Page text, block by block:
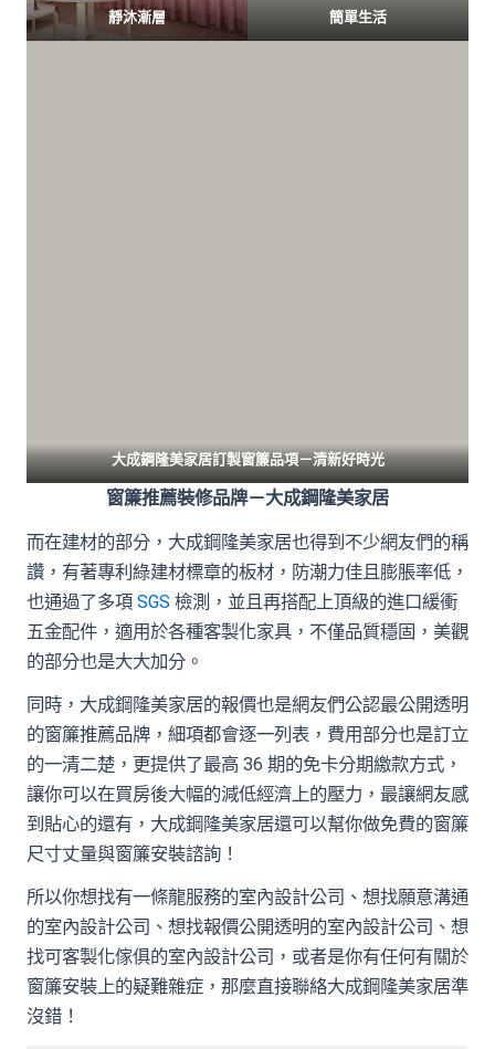
靜沐漸層
簡單生活
大成鋼隆美家居訂製窗簾品項－清新好時光
窗簾推薦裝修品牌－大成鋼隆美家居
而在建材的部分，大成鋼隆美家居也得到不少網友們的稱
讚，有著專利綠建材標章的板材，防潮力佳且膨脹率低，
也通過了多項 SGS 檢測，並且再搭配上頂級的進口緩衝
五金配件，適用於各種客製化家具，不僅品質穩固，美觀
的部分也是大大加分。
同時，大成鋼隆美家居的報價也是網友們公認最公開透明
的窗簾推薦品牌，細項都會逐一列表，費用部分也是訂立
的一清二楚，更提供了最高 36 期的免卡分期繳款方式，
讓你可以在買房後大幅的減低經濟上的壓力，最讓網友感
到貼心的還有，大成鋼隆美家居還可以幫你做免費的窗簾
尺寸丈量與窗簾安裝諮詢！
所以你想找有一條龍服務的室內設計公司、想找願意溝通
的室內設計公司、想找報價公開透明的室內設計公司、想
找可客製化傢俱的室內設計公司，或者是你有任何有關於
窗簾安裝上的疑難雜症，那麼直接聯絡大成鋼隆美家居準
沒錯！